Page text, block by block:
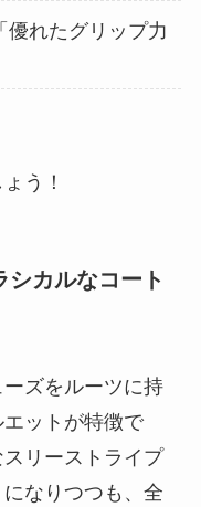
優れたグリップ力
う！
カルなコート
ズをルーツに持
ットが特徴で
リーストライプ
なりつつも、全